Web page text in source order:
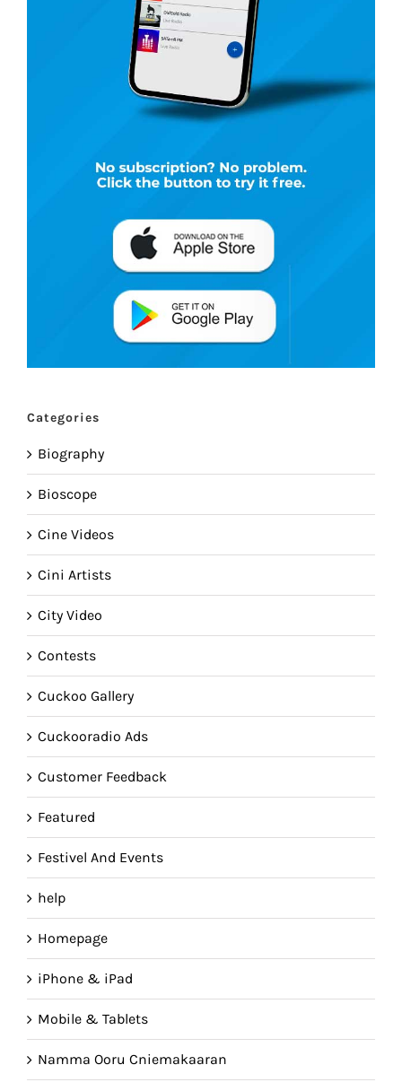
Categories
Biography
Bioscope
Cine Videos
Cini Artists
City Video
Contests
Cuckoo Gallery
Cuckooradio Ads
Customer Feedback
Featured
Festivel And Events
help
Homepage
iPhone & iPad
Mobile & Tablets
Namma Ooru Cniemakaaran